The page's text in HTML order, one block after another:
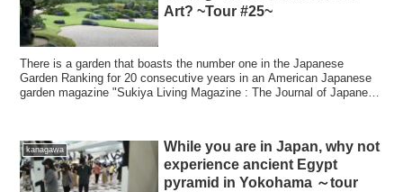
Art? ~Tour #25~
There is a garden that boasts the number one in the Japanese
Garden Ranking for 20 consecutive years in an American Japanese
garden magazine "Sukiya Living Magazine : The Journal of Japanese
kanagawa
While you are in Japan, why not
experience ancient Egypt
pyramid in Yokohama ～tour